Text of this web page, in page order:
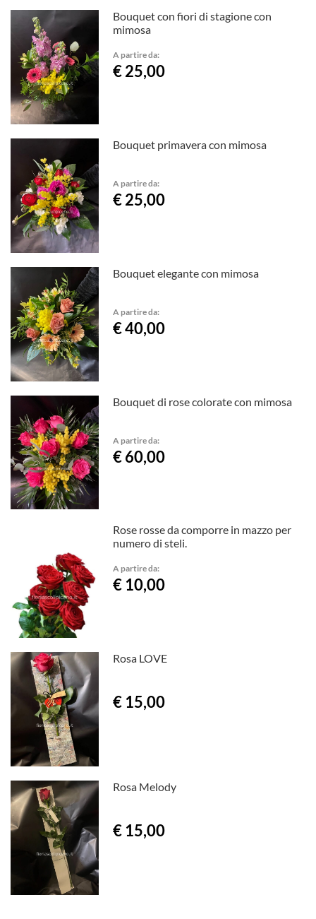
Bouquet con fiori di stagione con
mimosa
A partire da:
€ 25,00
Bouquet primavera con mimosa
A partire da:
€ 25,00
Bouquet elegante con mimosa
A partire da:
€ 40,00
Bouquet di rose colorate con mimosa
A partire da:
€ 60,00
Rose rosse da comporre in mazzo per
numero di steli.
A partire da:
€ 10,00
Rosa LOVE
€ 15,00
Rosa Melody
€ 15,00